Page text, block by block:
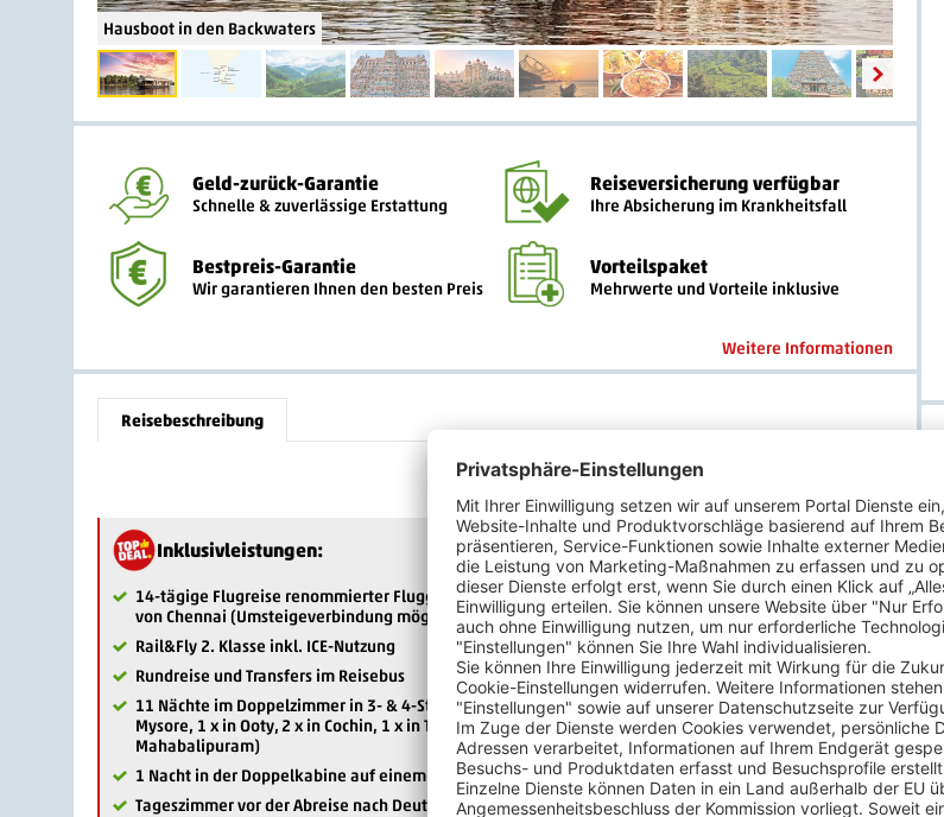
Hausboot in den Backwaters
Geld-zurück-Garantie
Schnelle & zuverlässige Erstattung
Reiseversicherung verfügbar
Ihre Absicherung im Krankheitsfall
Bestpreis-Garantie
Wir garantieren Ihnen den besten Preis
Vorteilspaket
Mehrwerte und Vorteile inklusive
Weitere Informationen
Reisebeschreibung
Inklusivleistungen:
14-tägige Flugreise renommierter Fluggesellschaft in der Economy-Class nach Bangalore und zurück
von Chennai (Umsteigeverbindung möglich)
Rail&Fly 2. Klasse inkl. ICE-Nutzung
Rundreise und Transfers im Reisebus
11 Nächte im Doppelzimmer in 3- & 4-Sterne-Hotels mit Halbpension (1 x in Bangalore, 2 x in
Mysore, 1 x in Ooty, 2 x in Cochin, 1 x in Tekkady, 1 x in Madurai, 2 x in Kumbakonam, 1 x in
Mahabalipuram)
1 Nacht in der Doppelkabine auf einem Hausboot in den Backwaters in Alleppey mit Vollpension
Tageszimmer vor der Abreise nach Deutschland